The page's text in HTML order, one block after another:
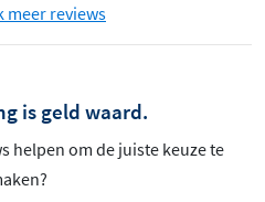
meer reviews
is geld waard.
helpen om de juiste keuze te